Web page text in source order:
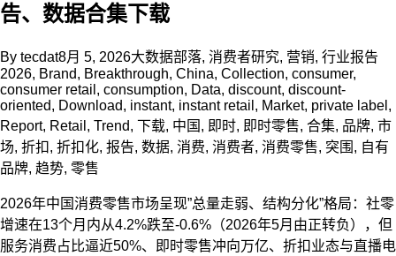
告、数据合集下载
By tecdat8月 5, 2026大数据部落, 消费者研究, 营销, 行业报告
2026, Brand, Breakthrough, China, Collection, consumer,
consumer retail , consumption, Data, discount, discount-
oriented, Download, instant, instant retail , Market, private label ,
Report, Retail , Trend, 下载, 中国 , 即时, 即时零售, 合集, 品牌, 市
场, 折扣 , 折扣化, 报告, 数据, 消费, 消费者, 消费零售, 突围 , 自有
品牌, 趋势, 零售
2026年中国消费零售市场呈现”总量走弱、结构分化”格局：社零
增速在13个月内从4.2%跌至-0.6%（2026年5月由正转负），但
服务消费占比逼近50%、即时零售冲向万亿、折扣业态与直播电